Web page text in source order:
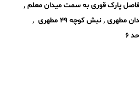
پارک قوری به سمت میدان معلم ,
خروجی کندرو به سمت میدان مطهری , نبش کوچه ۴۹ مطهری ,